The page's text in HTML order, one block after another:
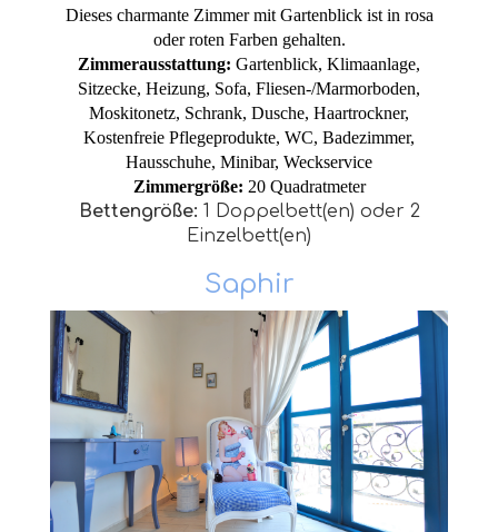
Dieses charmante Zimmer mit Gartenblick ist in rosa
oder roten Farben gehalten.
Zimmerausstattung: Gartenblick, Klimaanlage,
Sitzecke, Heizung, Sofa, Fliesen-/Marmorboden,
Moskitonetz, Schrank, Dusche, Haartrockner,
Kostenfreie Pflegeprodukte, WC, Badezimmer,
Hausschuhe, Minibar, Weckservice
Zimmergröße: 20 Quadratmeter
Bettengröße: 1 Doppelbett(en) oder 2
Einzelbett(en)
Saphir